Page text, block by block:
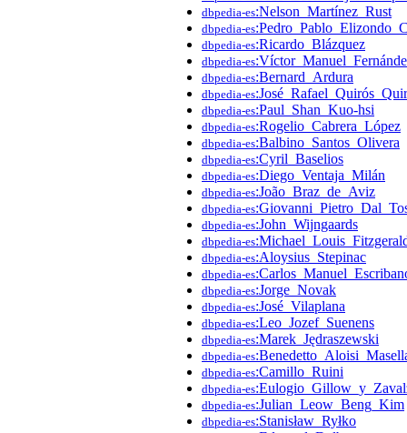
dbpedia-es:Nelson_Martínez_Rust
dbpedia-es
dbpedia-es:Ricardo_Blázquez
dbpedia-es
dbpedia-es:Bernard_Ardura
dbpedia-es
dbpedia-es:Paul_Shan_Kuo-hsi
dbpedia-es:Rogelio_Cabrera_López
dbpedia-es:Balbino_Santos_Olivera
dbpedia-es:Cyril_Baselios
dbpedia-es:Diego_Ventaja_Milán
dbpedia-es:João_Braz_de_Aviz
dbpedia-es
dbpedia-es:John_Wijngaards
dbpedia-es
dbpedia-es:Aloysius_Stepinac
dbpedia-es
dbpedia-es:Jorge_Novak
dbpedia-es:José_Vilaplana
dbpedia-es:Leo_Jozef_Suenens
dbpedia-es:Marek_Jędraszewski
dbpedia-es
dbpedia-es:Camillo_Ruini
dbpedia-es
dbpedia-es:Julian_Leow_Beng_Kim
dbpedia-es:Stanisław_Ryłko